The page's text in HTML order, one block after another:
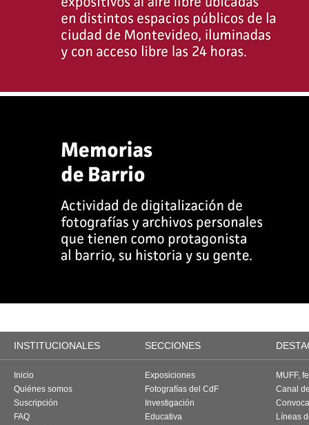
INSTITUCIONALES SECCIONES
Inicio
Quiénes somos
Suscripción
FAQ
Exposiciones
Fotografías del CdF
Investigación
Educativa
MUFF,
Canal
Líneas